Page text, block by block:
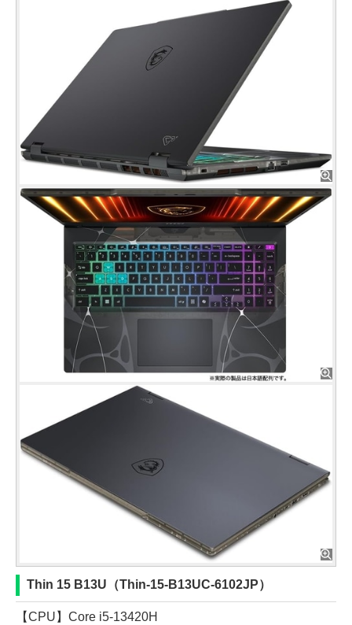
Thin 15 B13U（Thin-15-B13UC-6102JP）
【CPU】Core i5-13420H